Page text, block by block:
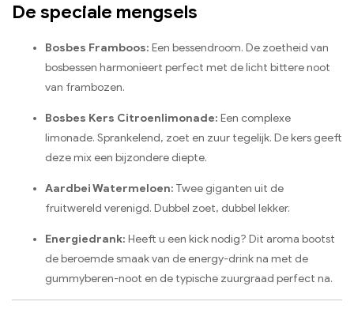
De speciale mengsels
Bosbes Framboos: Een bessendroom. De zoetheid van
bosbessen harmonieert perfect met de licht bittere noot
van frambozen.
Bosbes Kers Citroenlimonade: Een complexe
limonade. Sprankelend, zoet en zuur tegelijk. De kers geeft
deze mix een bijzondere diepte.
Aardbei Watermeloen: Twee giganten uit de
fruitwereld verenigd. Dubbel zoet, dubbel lekker.
Energiedrank: Heeft u een kick nodig? Dit aroma bootst
de beroemde smaak van de energy-drink na met de
gummyberen-noot en de typische zuurgraad perfect na.